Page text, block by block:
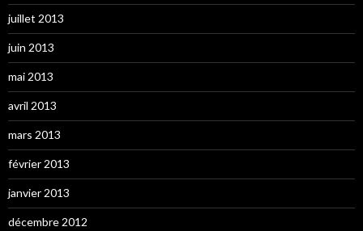
juillet 2013
juin 2013
mai 2013
avril 2013
mars 2013
février 2013
janvier 2013
décembre 2012